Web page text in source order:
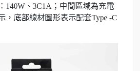
140W、3C1A；中間區域為充電
，底部線材圖形表示配套Type -C